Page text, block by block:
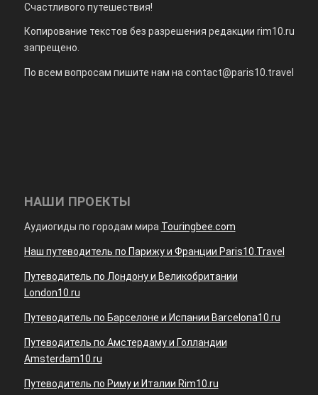
Счастливого путешествия!
Копирование текстов без разрешения редакции rim10.ru
запрещено.
По всем вопросам пишите нам наcontact@paris10.travel
НАШИ ПРОЕКТЫ
Аудиогиды по городам мира Touringbee.com
Наш путеводитель по Парижу и Франции Paris10.Travel
Путеводитель по Лондону и Великобритании
London10.ru
Путеводитель по Барселоне и Испании Barcelona10.ru
Путеводитель по Амстердаму и Голландии
Amsterdam10.ru
Путеводитель по Риму и Италии Rim10.ru